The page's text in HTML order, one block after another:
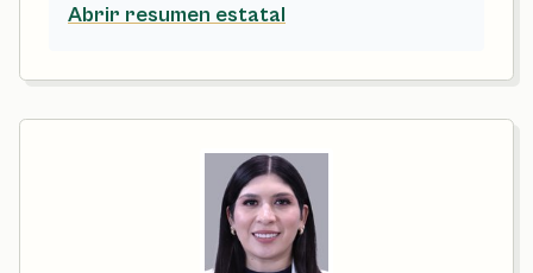
Abrir resumen estatal